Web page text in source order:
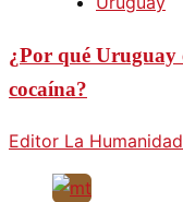
¿Por qué Uruguay
cocaína?
Editor La Humanidad